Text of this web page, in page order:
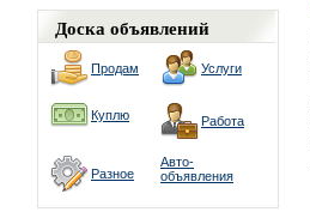
Доска объявлений
Продам Услуги
Куплю Работа
Разное
Авто-
объявления